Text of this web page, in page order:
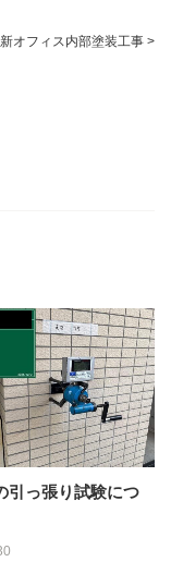
オフィス内部塗装工事 >
引っ張り試験につ